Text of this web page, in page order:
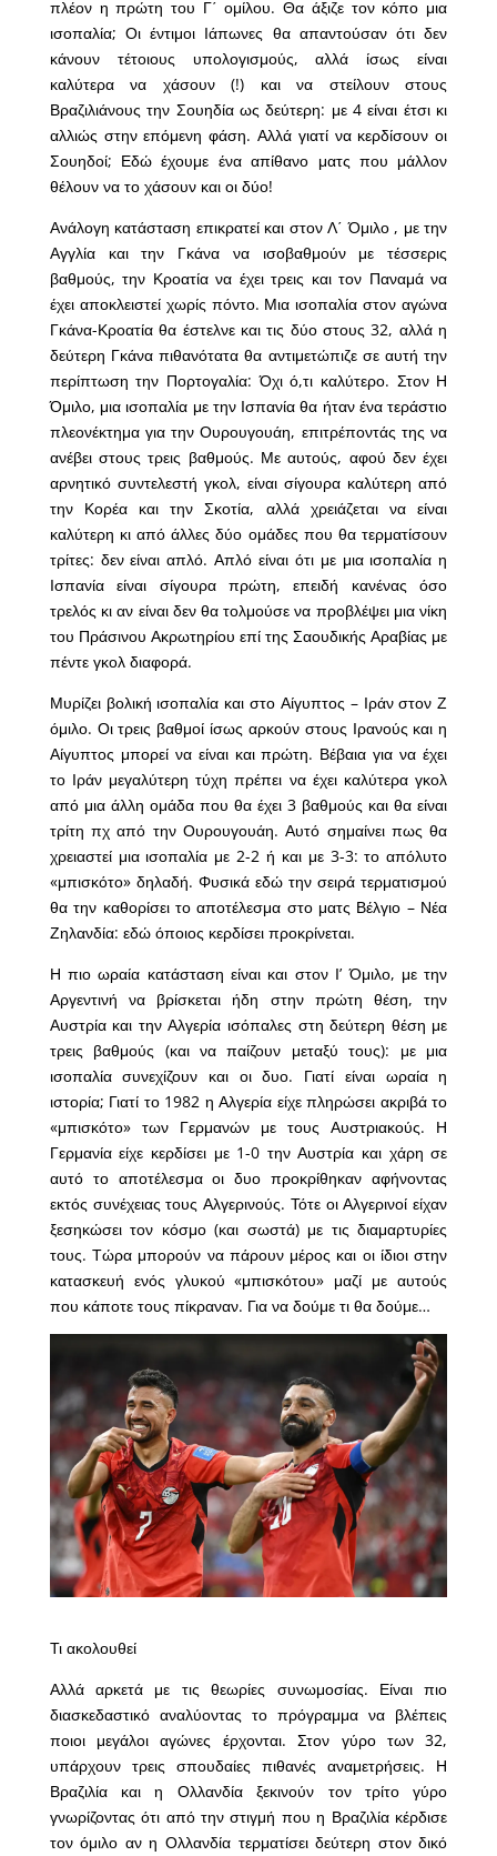
πλέον η πρώτη του Γ΄ ομίλου. Θα άξιζε τον κόπο μια
ισοπαλία; Οι έντιμοι Ιάπωνες θα απαντούσαν ότι δεν
κάνουν τέτοιους υπολογισμούς, αλλά ίσως είναι
καλύτερα να χάσουν (!) και να στείλουν στους
Βραζιλιάνους την Σουηδία ως δεύτερη: με 4 είναι έτσι κι
αλλιώς στην επόμενη φάση. Αλλά γιατί να κερδίσουν οι
Σουηδοί; Εδώ έχουμε ένα απίθανο ματς που μάλλον
θέλουν να το χάσουν και οι δύο!
Ανάλογη κατάσταση επικρατεί και στον Λ΄ Όμιλο , με την
Αγγλία και την Γκάνα να ισοβαθμούν με τέσσερις
βαθμούς, την Κροατία να έχει τρεις και τον Παναμά να
έχει αποκλειστεί χωρίς πόντο. Μια ισοπαλία στον αγώνα
Γκάνα-Κροατία θα έστελνε και τις δύο στους 32, αλλά η
δεύτερη Γκάνα πιθανότατα θα αντιμετώπιζε σε αυτή την
περίπτωση την Πορτογαλία: Όχι ό,τι καλύτερο. Στον Η
Όμιλο, μια ισοπαλία με την Ισπανία θα ήταν ένα τεράστιο
πλεονέκτημα για την Ουρουγουάη, επιτρέποντάς της να
ανέβει στους τρεις βαθμούς. Με αυτούς, αφού δεν έχει
αρνητικό συντελεστή γκολ, είναι σίγουρα καλύτερη από
την Κορέα και την Σκοτία, αλλά χρειάζεται να είναι
καλύτερη κι από άλλες δύο ομάδες που θα τερματίσουν
τρίτες: δεν είναι απλό. Απλό είναι ότι με μια ισοπαλία η
Ισπανία είναι σίγουρα πρώτη, επειδή κανένας όσο
τρελός κι αν είναι δεν θα τολμούσε να προβλέψει μια νίκη
του Πράσινου Ακρωτηρίου επί της Σαουδικής Αραβίας με
πέντε γκολ διαφορά.
Μυρίζει βολική ισοπαλία και στο Αίγυπτος – Ιράν στον Ζ
όμιλο. Οι τρεις βαθμοί ίσως αρκούν στους Ιρανούς και η
Αίγυπτος μπορεί να είναι και πρώτη. Βέβαια για να έχει
το Ιράν μεγαλύτερη τύχη πρέπει να έχει καλύτερα γκολ
από μια άλλη ομάδα που θα έχει 3 βαθμούς και θα είναι
τρίτη πχ από την Ουρουγουάη. Αυτό σημαίνει πως θα
χρειαστεί μια ισοπαλία με 2-2 ή και με 3-3: το απόλυτο
«μπισκότο» δηλαδή. Φυσικά εδώ την σειρά τερματισμού
θα την καθορίσει το αποτέλεσμα στο ματς Βέλγιο – Νέα
Ζηλανδία: εδώ όποιος κερδίσει προκρίνεται.
Η πιο ωραία κατάσταση είναι και στον Ι’ Όμιλο, με την
Αργεντινή να βρίσκεται ήδη στην πρώτη θέση, την
Αυστρία και την Αλγερία ισόπαλες στη δεύτερη θέση με
τρεις βαθμούς (και να παίζουν μεταξύ τους): με μια
ισοπαλία συνεχίζουν και οι δυο. Γιατί είναι ωραία η
ιστορία; Γιατί το 1982 η Αλγερία είχε πληρώσει ακριβά το
«μπισκότο» των Γερμανών με τους Αυστριακούς. Η
Γερμανία είχε κερδίσει με 1-0 την Αυστρία και χάρη σε
αυτό το αποτέλεσμα οι δυο προκρίθηκαν αφήνοντας
εκτός συνέχειας τους Αλγερινούς. Τότε οι Αλγερινοί είχαν
ξεσηκώσει τον κόσμο (και σωστά) με τις διαμαρτυρίες
τους. Τώρα μπορούν να πάρουν μέρος και οι ίδιοι στην
κατασκευή ενός γλυκού «μπισκότου» μαζί με αυτούς
που κάποτε τους πίκραναν. Για να δούμε τι θα δούμε…
Τι ακολουθεί
Αλλά αρκετά με τις θεωρίες συνωμοσίας. Είναι πιο
διασκεδαστικό αναλύοντας το πρόγραμμα να βλέπεις
ποιοι μεγάλοι αγώνες έρχονται. Στον γύρο των 32,
υπάρχουν τρεις σπουδαίες πιθανές αναμετρήσεις. Η
Βραζιλία και η Ολλανδία ξεκινούν τον τρίτο γύρο
γνωρίζοντας ότι από την στιγμή που η Βραζιλία κέρδισε
τον όμιλο αν η Ολλανδία τερματίσει δεύτερη στον δικό